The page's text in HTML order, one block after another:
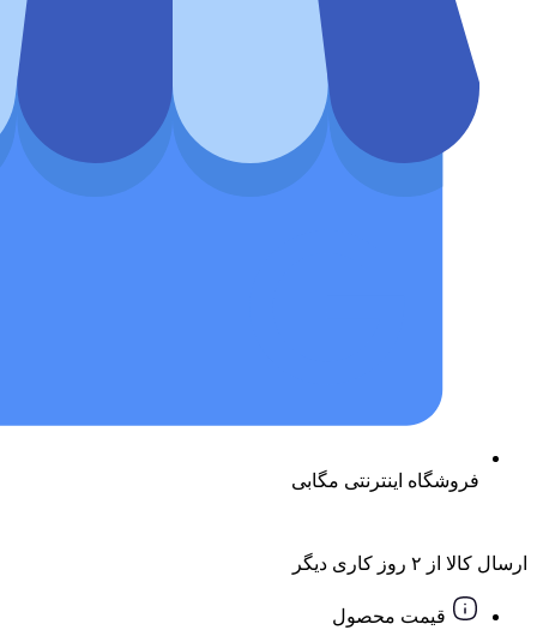
فروشگاه اینترنتی مگابی
ارسال کالا از ۲ روز کاری دیگر
قیمت محصول